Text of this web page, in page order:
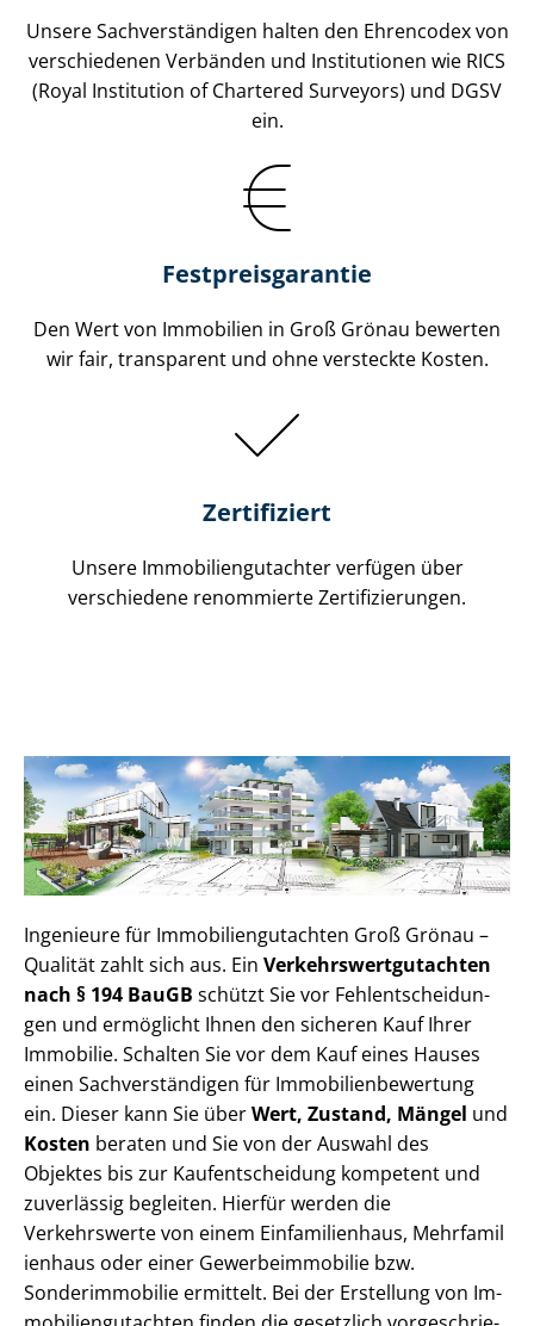
Unsere Sach­ver­stän­di­gen halten den Ehrencodex von
verschiedenen Verbänden und Institutionen wie RICS
(Royal Institution of Chartered Surveyors) und DGSV
ein.
Festpreis​garantie
Den Wert von Immobilien in Groß Grönau bewerten
wir fair, transparent und ohne versteckte Kosten.
Zertifiziert
Unsere Immobilien­gutachter verfügen über
verschiedene renommierte Zer­ti­fi­zie­run­gen.
Ingenieure für Im­mo­bi­li­en­gut­ach­ten Groß Grönau –
Qualität zahlt sich aus. Ein Ver­kehrs­wert­gut­ach­ten
nach § 194 BauGB schützt Sie vor Fehl­ent­schei­dun­
gen und ermöglicht Ihnen den sicheren Kauf Ihrer
Immobilie. Schalten Sie vor dem Kauf eines Hauses
einen Sach­ver­stän­di­gen für Im­mo­bi­li­en­be­wer­tung
ein. Dieser kann Sie überWert, Zustand, Mängel und
Kosten beraten und Sie von der Auswahl des
Objektes bis zur Kauf­ent­schei­dung kompetent und
zuverlässig begleiten. Hierfür werden die
Verkehrswerte von einem Einfamilienhaus, Mehr­fa­mi­l
i­en­haus oder einer Ge­wer­be­im­mo­bi­lie bzw.
Sonderimmobilie ermittelt. Bei der Erstellung von Im­